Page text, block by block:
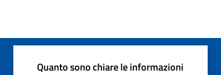
Quanto sono chiare le informazioni